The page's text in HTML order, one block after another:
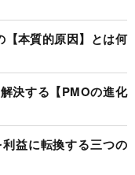
本質的原因】とは何
決する【PMOの進化
益に転換する三つの